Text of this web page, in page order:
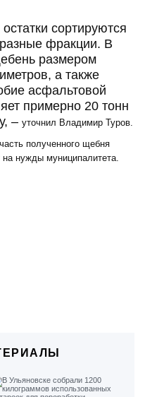
сортируются
фракции. В
размером
а также
асфальтовой
примерно 20 тонн
– уточнил Владимир Туров.
полученного щебня
нужды муниципалитета.